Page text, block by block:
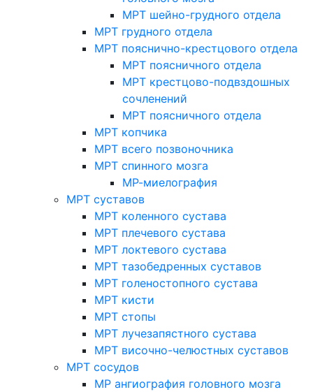
МРТ шейно-грудного отдела
МРТ грудного отдела
МРТ пояснично-крестцового отдела
МРТ поясничного отдела
МРТ крестцово-подвздошных
сочленений
МРТ поясничного отдела
МРТ копчика
МРТ всего позвоночника
МРТ спинного мозга
МР-миелография
МРТ суставов
МРТ коленного сустава
МРТ плечевого сустава
МРТ локтевого сустава
МРТ тазобедренных суставов
МРТ голеностопного сустава
МРТ кисти
МРТ стопы
МРТ лучезапястного сустава
МРТ височно-челюстных суставов
МРТ сосудов
МР ангиография головного мозга